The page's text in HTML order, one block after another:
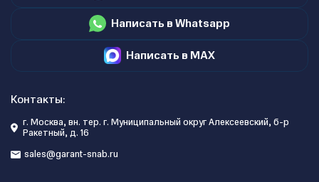
Написать в Whatsapp
Написать в MAX
Контакты:
г. Москва, вн. тер. г. Муниципальный округ Алексеевский, б-р
Ракетный, д. 16
sales@garant-snab.ru